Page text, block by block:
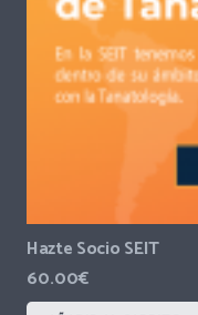
Hazte Socio SEIT
60.00€